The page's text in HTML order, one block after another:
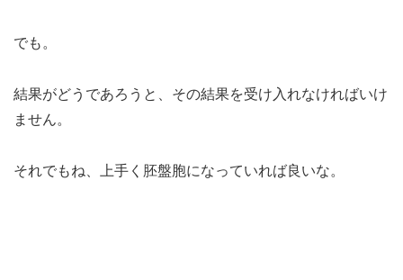
でも。
結果がどうであろうと、その結果を受け入れなければいけ
ません。
それでもね、上手く胚盤胞になっていれば良いな。